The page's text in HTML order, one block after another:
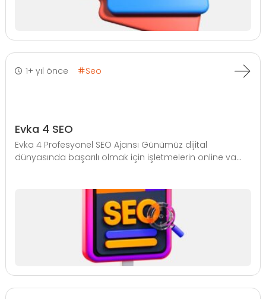
1+ yıl önce Seo
Evka 4 SEO
Evka 4 Profesyonel SEO Ajansı Günümüz dijital
dünyasında başarılı olmak için işletmelerin online va...